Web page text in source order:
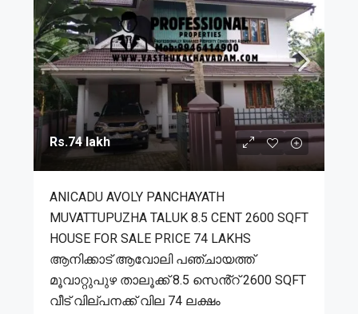
Rs.74 lakh
ANICADU AVOLY PANCHAYATH
MUVATTUPUZHA TALUK 8.5 CENT 2600 SQFT
HOUSE FOR SALE PRICE 74 LAKHS
ആനിക്കാട് ആവോലി പഞ്ചായത്ത്
മൂവാറ്റുപുഴ താലൂക്ക് 8.5 സെൻ്റ് 2600 SQFT
വീട് വില്പനക്ക് വില 74 ലക്ഷം